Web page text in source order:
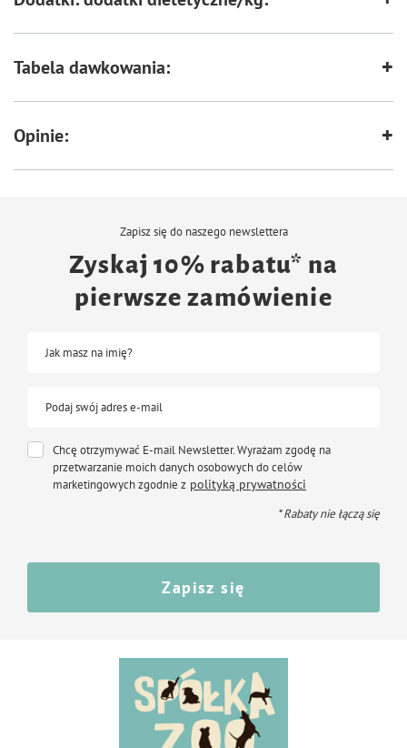
Zawiera niezbędną taurynę
Tabela dawkowania:
Opinie:
Zapisz się do naszego newslettera
Zyskaj 10% rabatu* na
pierwsze zamówienie
Jak masz na imię?
Podaj swój adres e-mail
Chcę otrzymywać E-mail Newsletter. Wyrażam zgodę na
przetwarzanie moich danych osobowych do celów
marketingowych zgodnie z polityką prywatności
* Rabaty nie łączą się
Zapisz się